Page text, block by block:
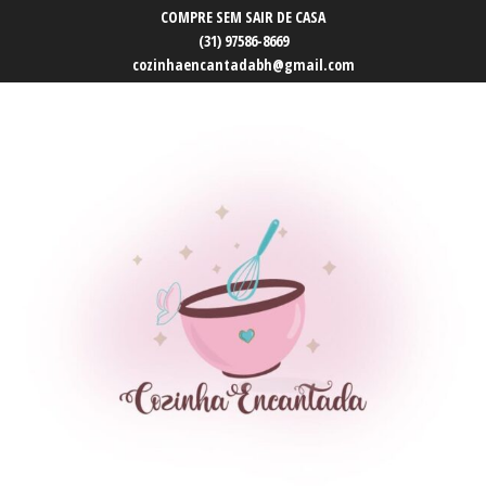
COMPRE SEM SAIR DE CASA
(31) 97586-8669
cozinhaencantadabh@gmail.com